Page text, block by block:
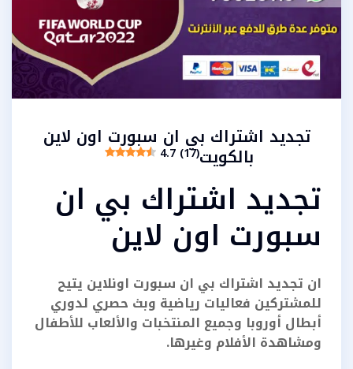
تجديد اشتراك بي ان سبورت اون لاين
بالكويت4.7 (17)
تجديد اشتراك بي ان
سبورت اون لاين
ان تجديد اشتراك بي ان سبورت اونلاين يتيح
للمشتركين فعاليات رياضية وبث حصري لدوري
أبطال أوروبا وجميع المنتخبات والألعاب للأطفال
ومشاهدة الأفلام وغيرها.